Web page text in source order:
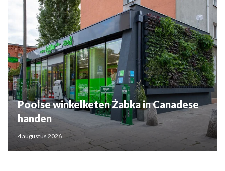
Poolse winkelketen Żabka in Canadese
handen
4 augustus 2026